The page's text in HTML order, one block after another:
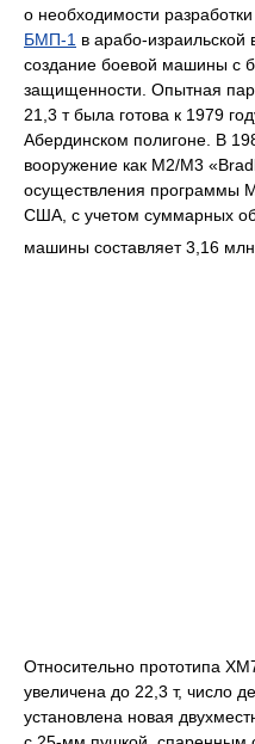
о необходимости
БМП-1 в арабо-
создание боевой машины с
защищенности. Опытная
21,3 т была готова к 1979
Абердинском полигоне. В
вооружение как М2/М3
осуществления программы
США, с учетом суммарных
машины составляет 3,16 млн
Относительно прототипа
увеличена до 22,3 т, число
установлена новая